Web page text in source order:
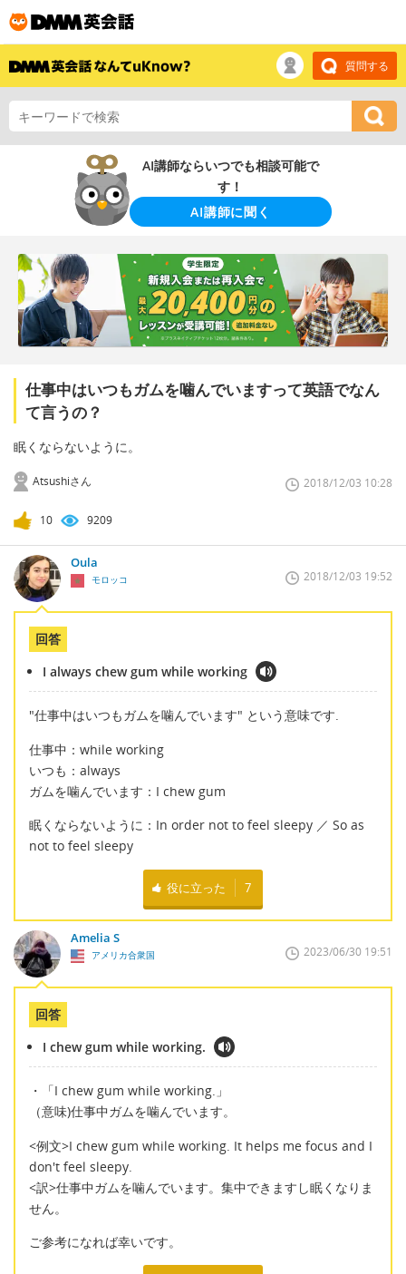
質問する
AI講師ならいつでも相談可能で
す！
AI講師に聞く
仕事中はいつもガムを噛んでいますって英語でなん
て言うの？
眠くならないように。
Atsushiさん 2018/12/03 10:28
10 9209
Oula
モロッコ 2018/12/03 19:52
回答
I always chew gum while working
"仕事中はいつもガムを噛んでいます" という意味です.
仕事中：while working
いつも：always
ガムを噛んでいます：I chew gum
眠くならないように：In order not to feel sleepy ／ So as
not to feel sleepy
役に立った 7
Amelia S
アメリカ合衆国 2023/06/30 19:51
回答
I chew gum while working.
・「I chew gum while working.」
（意味)仕事中ガムを噛んでいます。
<例文>I chew gum while working. It helps me focus and I
don't feel sleepy.
<訳>仕事中ガムを噛んでいます。集中できますし眠くなりま
せん。
ご参考になれば幸いです。